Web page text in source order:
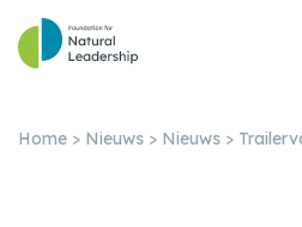
Home > Nieuws > Nieuws >